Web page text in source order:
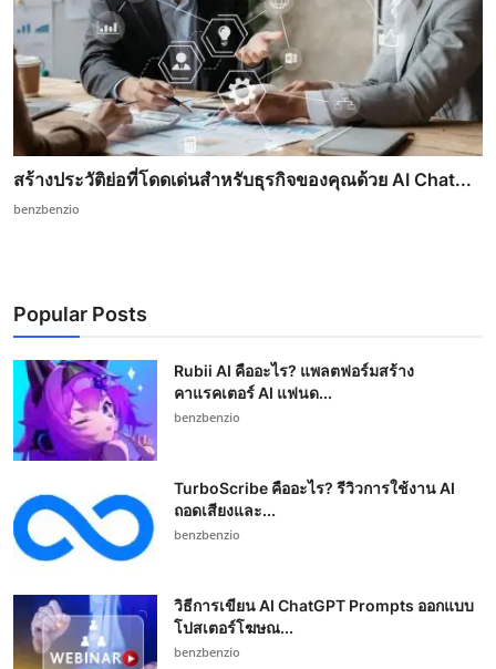
สร้างประวัติย่อที่โดดเด่นสำหรับธุรกิจของคุณด้วย AI Chat...
benzbenzio
Popular Posts
Rubii AI คืออะไร? แพลตฟอร์มสร้าง
คาแรคเตอร์ AI แฟนด...
benzbenzio
TurboScribe คืออะไร? รีวิวการใช้งาน AI
ถอดเสียงและ...
benzbenzio
วิธีการเขียน AI ChatGPT Prompts ออกแบบ
โปสเตอร์โฆษณ...
benzbenzio